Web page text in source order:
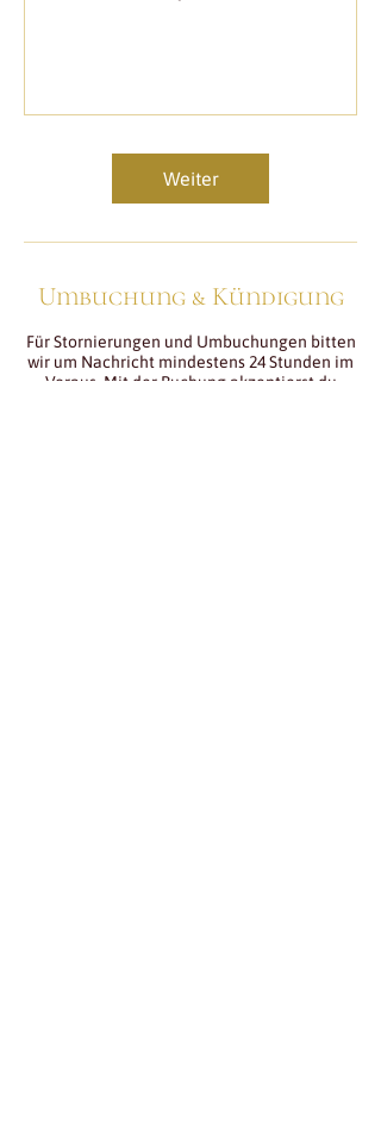
Weiter
Umbuchung & Kündigung
Für Stornierungen und Umbuchungen bitten
wir um Nachricht mindestens 24 Stunden im
Voraus. Mit der Buchung akzeptierst du